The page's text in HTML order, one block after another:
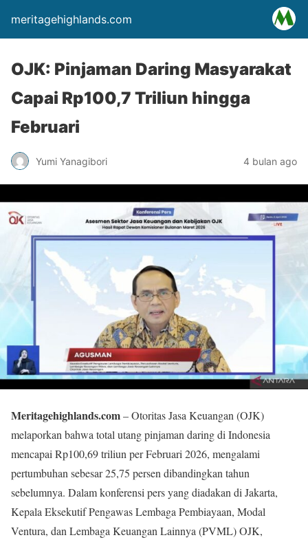
meritagehighlands.com
OJK: Pinjaman Daring Masyarakat
Capai Rp100,7 Triliun hingga
Februari
Yumi Yanagibori 4 bulan ago
Meritagehighlands.com– Otoritas Jasa Keuangan (OJK)
melaporkan bahwa total utang pinjaman daring di Indonesia
mencapai Rp100,69 triliun per Februari 2026, mengalami
pertumbuhan sebesar 25,75 persen dibandingkan tahun
sebelumnya. Dalam konferensi pers yang diadakan di Jakarta,
Kepala Eksekutif Pengawas Lembaga Pembiayaan, Modal
Ventura, dan Lembaga Keuangan Lainnya (PVML) OJK,